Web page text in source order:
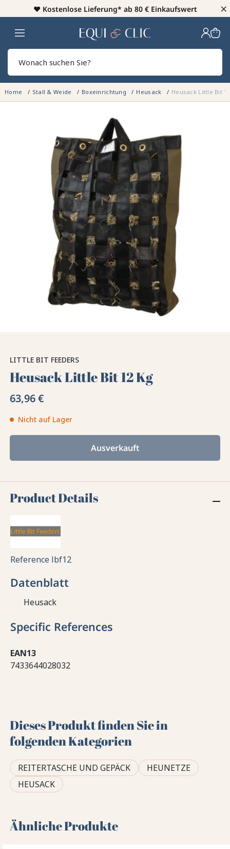
♥️ Kostenlose Lieferung* ab 80 € Einkaufswert ×
Heim
Home Stall & Weide Boxeinrichtung Heusack Heusack Little Bit
LITTLE BIT FEEDERS
Heusack Little Bit 12 Kg
63,96 €
Nicht auf Lager
Ausverkauft
Product Details
Reference lbf12
Datenblatt
Heusack
Specific References
EAN13
7433644028032
Dieses Produkt finden Sie in
folgenden Kategorien
REITERTASCHE UND GEPÄCK
HEUNETZE
HEUSACK
Ähnliche Produkte